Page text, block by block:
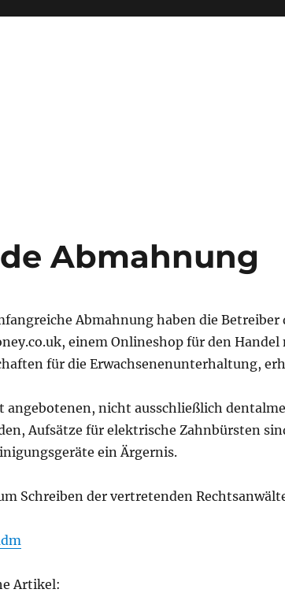
Abmahnung
Abmahnung haben die Betreiber
einem Onlineshop für den
für die Erwachsenenunterhaltung,
angebotenen, nicht ausschließlich
Aufsätze für elektrische Zahnbürsten
ein Ärgernis.
Schreiben der vertretenden
Artikel: